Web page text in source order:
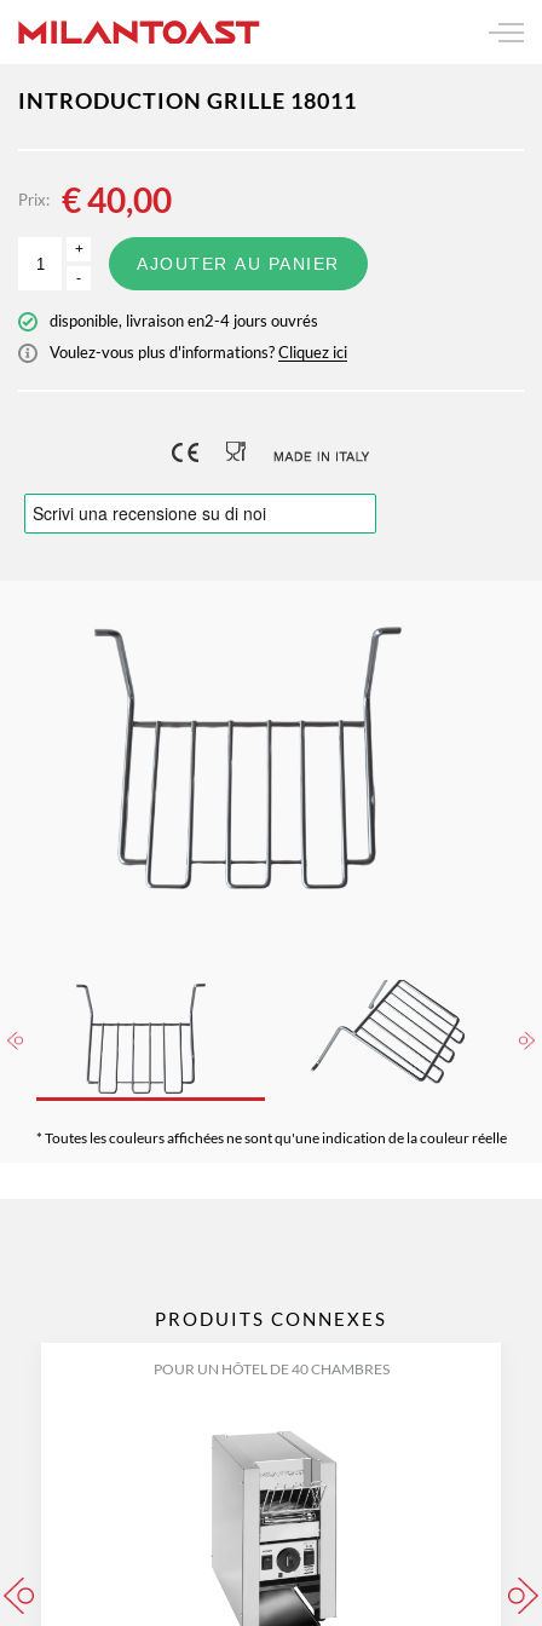
* Toutes les couleurs affichées ne sont qu'une indication de la couleur réelle
INTRODUCTION GRILLE 18011
Prix: €40,00
+
-
AJOUTER AU PANIER
disponible, livraison en2-4 jours ouvrés
Voulez-vous plus d'informations?Cliquez ici
PRODUITS CONNEXES
POUR UN HÔTEL DE 40 CHAMBRES